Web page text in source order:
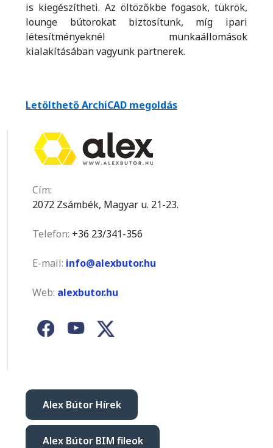
is kiegészítheti. Az öltözőkbe fogasok, tükrök,
lounge bútorokat biztosítunk, míg ipari
létesítményeknél munkaállomások
kialakításában vagyunk partnerek.
Letölthető ArchiCAD megoldás
Cím:
2072 Zsámbék, Magyar u. 21-23.
Telefon: +36 23/341-356
E-mail: info@alexbutor.hu
Web: alexbutor.hu
Alex Bútor Hírek
Alex Bútor BIM fileok